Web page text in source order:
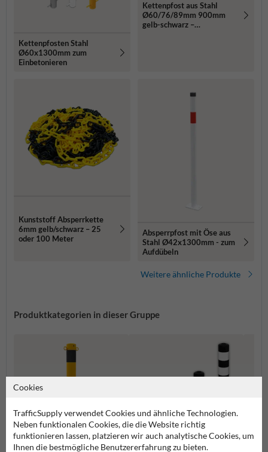
Kettenpfosten Stahl
Ø60x1300mm zum
Einbetonieren
Kettenpfost aus Stahl
Ø60/76/89mm 900mm
gelb-schwarz –
Kunststoff Absperrkette
6mm gelb/schwarz – 25
oder 100 Meter
Absperrpfost mit Öse aus
Stahl Ø42x1300mm - zum
Aufdübeln
Weitere ähnliche Produkte
Produktkategorien in dieser Gruppe
Cookies
TrafficSupply verwendet Cookies und ähnliche Technologien.
Neben funktionalen Cookies, die die Website richtig
funktionieren lassen, platzieren wir auch analytische Cookies, um
Ihnen die bestmögliche Benutzererfahrung zu bieten.